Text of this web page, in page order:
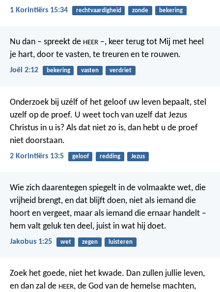
1 Korintiërs 15:34 rechtvaardigheid zonde bekering
Nu dan – spreekt de HEER –, keer terug tot Mij met heel
je hart, door te vasten, te treuren en te rouwen.
Joël 2:12 bekering vasten verdriet
Onderzoek bij uzélf of het geloof uw leven bepaalt, stel
uzelf op de proef. U weet toch van uzelf dat Jezus
Christus in u is? Als dat niet zo is, dan hebt u de proef
niet doorstaan.
2 Korintiërs 13:5 geloof redding Jezus
Wie zich daarentegen spiegelt in de volmaakte wet, die
vrijheid brengt, en dat blijft doen, niet als iemand die
hoort en vergeet, maar als iemand die ernaar handelt –
hem valt geluk ten deel, juist in wat hij doet.
Jakobus 1:25 wet zegen luisteren
Zoek het goede, niet het kwade. Dan zullen jullie leven,
en dan zal de HEER, de God van de hemelse machten,